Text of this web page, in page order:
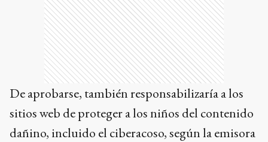
De aprobarse, también responsabilizaría a los
sitios web de proteger a los niños del contenido
dañino, incluido el ciberacoso, según la emisora